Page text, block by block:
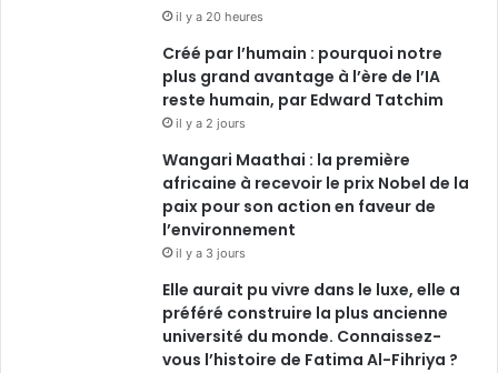
il y a 20 heures
Créé par l’humain : pourquoi notre
plus grand avantage à l’ère de l’IA
reste humain, par Edward Tatchim
il y a 2 jours
Wangari Maathai : la première
africaine à recevoir le prix Nobel de la
paix pour son action en faveur de
l’environnement
il y a 3 jours
Elle aurait pu vivre dans le luxe, elle a
préféré construire la plus ancienne
université du monde. Connaissez-
vous l’histoire de Fatima Al-Fihriya ?